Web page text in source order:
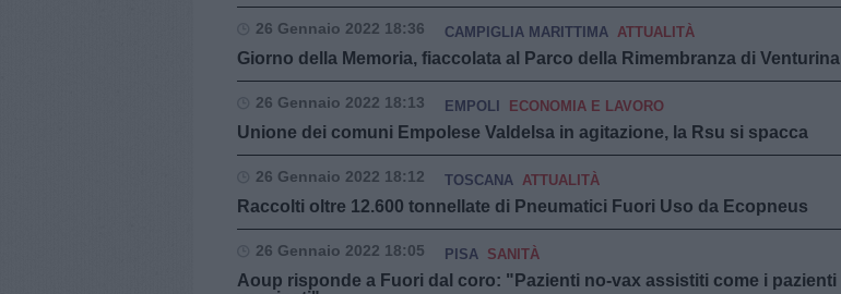
26 Gennaio 2022 18:36 CAMPIGLIA MARITTIMA ATTUALITÀ
Giorno della Memoria, fiaccolata al Parco della Rimembranza di Venturina
26 Gennaio 2022 18:13 EMPOLI ECONOMIA E LAVORO
Unione dei comuni Empolese Valdelsa in agitazione, la Rsu si spacca
26 Gennaio 2022 18:12 TOSCANA ATTUALITÀ
Raccolti oltre 12.600 tonnellate di Pneumatici Fuori Uso da Ecopneus
26 Gennaio 2022 18:05 PISA SANITÀ
Aoup risponde a Fuori dal coro: "Pazienti no-vax assistiti come i pazienti